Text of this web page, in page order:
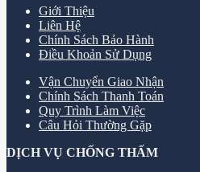
Giới Thiệu
Liên Hệ
Chính Sách Bảo Hành
Điều Khoản Sử Dụng
Vận Chuyển Giao Nhận
Chính Sách Thanh Toán
Quy Trình Làm Việc
Câu Hỏi Thường Gặp
DỊCH VỤ CHỐNG THẤM